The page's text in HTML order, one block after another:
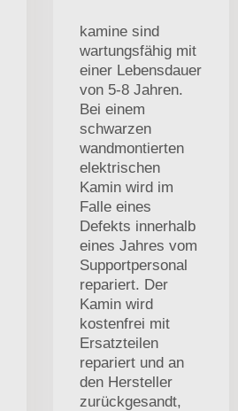
kamine sind
wartungsfähig mit
einer Lebensdauer
von 5-8 Jahren.
Bei einem
schwarzen
wandmontierten
elektrischen
Kamin wird im
Falle eines
Defekts innerhalb
eines Jahres vom
Supportpersonal
repariert. Der
Kamin wird
kostenfrei mit
Ersatzteilen
repariert und an
den Hersteller
zurückgesandt,